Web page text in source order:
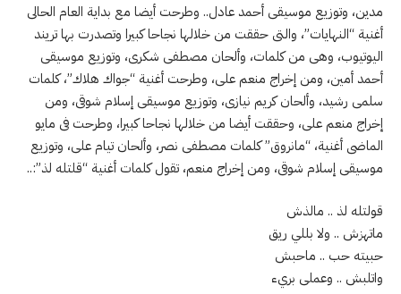
مدين، وتوزيع موسيقى أحمد عادل.. وطرحت أيضا مع بداية العام الحالى
أغنية “النهايات”، والتى حققت من خلالها نجاحا كبيرا وتصدرت بها تريند
اليوتيوب، وهى من كلمات، وألحان مصطفى شكرى، وتوزيع موسيقى
أحمد أمين، ومن إخراج منعم على، وطرحت أغنية “جواك هلاك”، كلمات
سلمى رشيد، وألحان كريم نيازى، وتوزيع موسيقى إسلام شوقى، ومن
إخراج منعم على، وحققت أيضا من خلالها نجاحا كبيرا، وطرحت فى مايو
الماضى أغنية، “مانروق” كلمات مصطفى نصر، وألحان تيام على، وتوزيع
موسيقى إسلام شوقى، ومن إخراج منعم، تقول كلمات أغنية “قلتله لذ”:..
قولتله لذ .. مالذش
ماتهزش .. ولا بللي ريق
حبيته حب .. ماحبش
واتلبش .. وعملى بريء